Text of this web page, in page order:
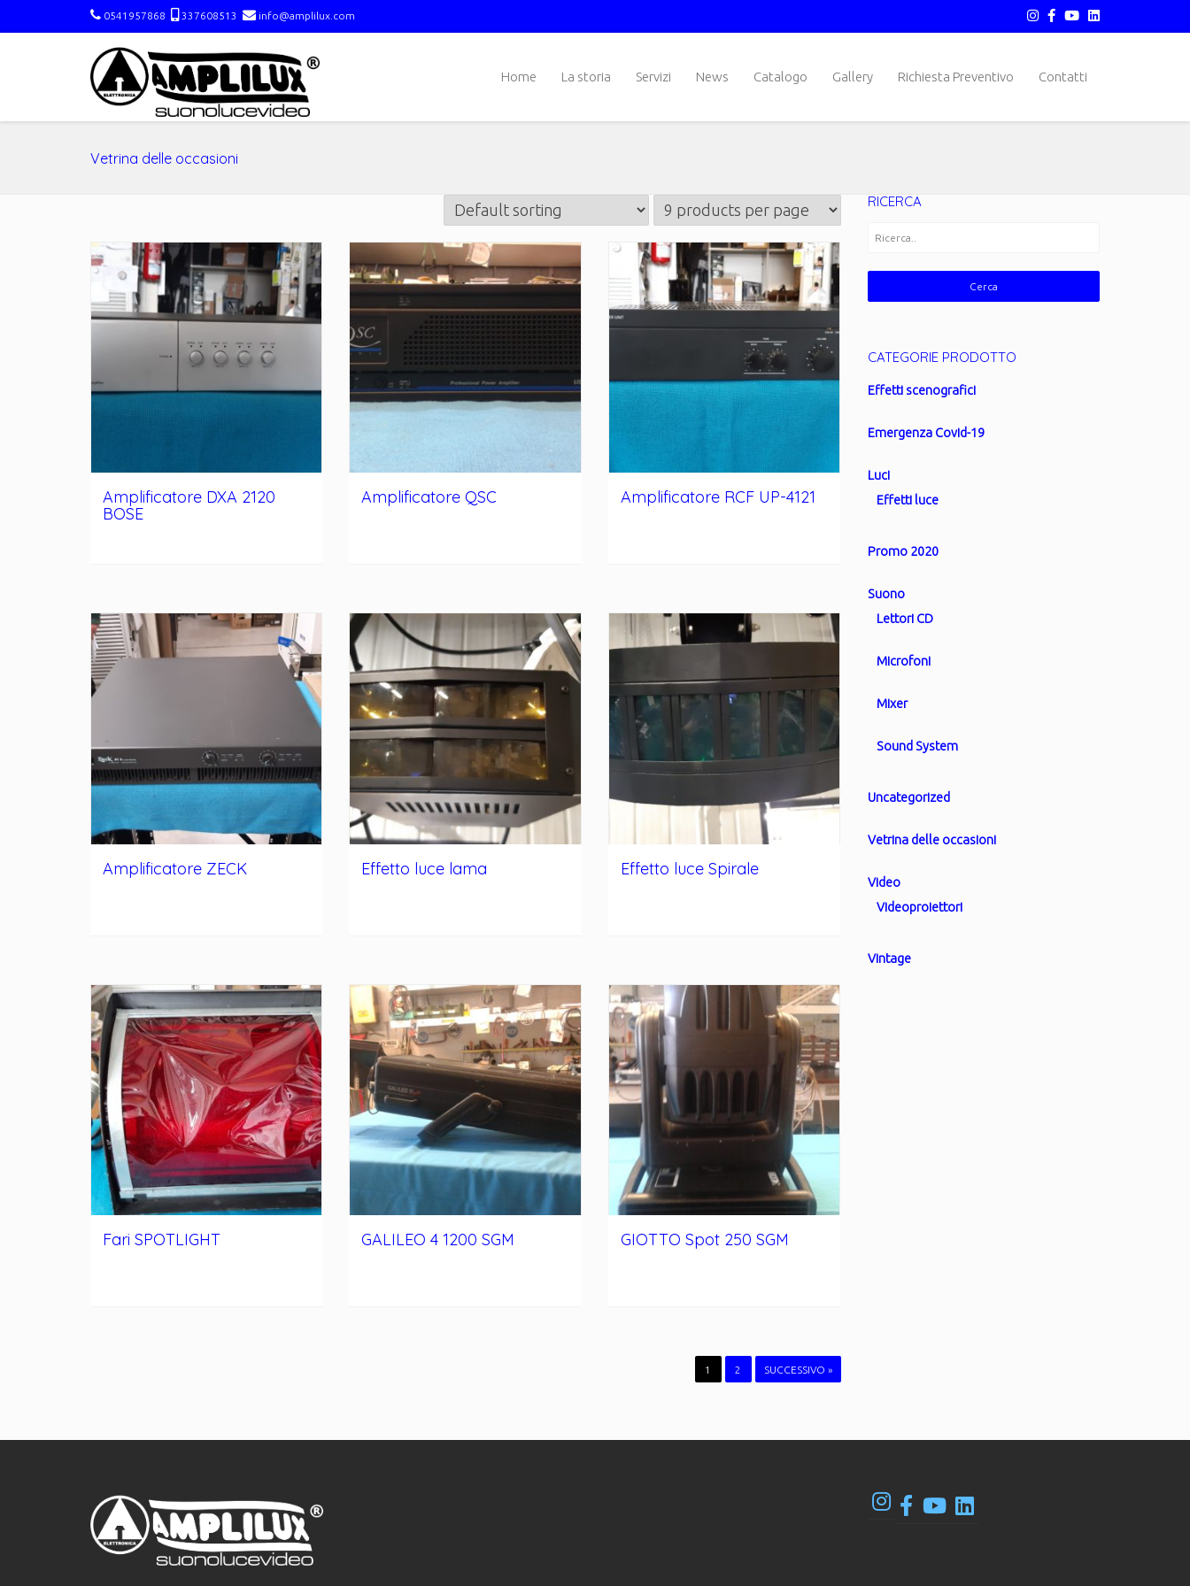
0541957868 337608513 info@amplilux.com
Home La storia Servizi News Catalogo Gallery Richiesta Preventivo Contatti
Vetrina delle occasioni
Amplificatore DXA 2120
BOSE
Amplificatore QSC Amplificatore RCF UP-4121
Amplificatore ZECK Effetto luce lama Effetto luce Spirale
Fari SPOTLIGHT GALILEO 4 1200 SGM GIOTTO Spot 250 SGM
1 2 SUCCESSIVO »
RICERCA
CATEGORIE PRODOTTO
Effetti scenografici
Emergenza Covid-19
Luci
Effetti luce
Promo 2020
Suono
Lettori CD
Microfoni
Mixer
Sound System
Uncategorized
Vetrina delle occasioni
Video
Videoproiettori
Vintage